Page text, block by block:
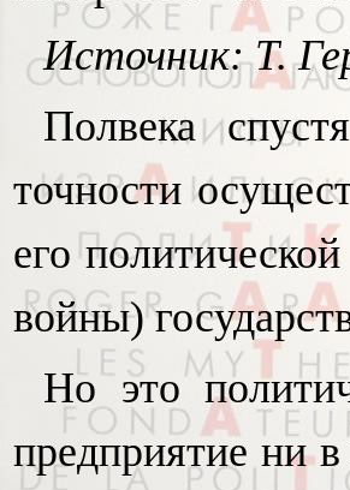
Источник: Т.
Полвека
точности
его
войны)
Но это
предприятие ни